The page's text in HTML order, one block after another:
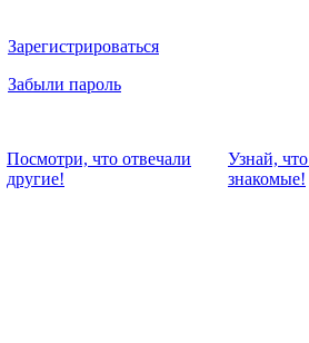
Зарегистрироваться
Забыли пароль
Посмотри, что отвeчали
другие!
Узнай,
знакомые!